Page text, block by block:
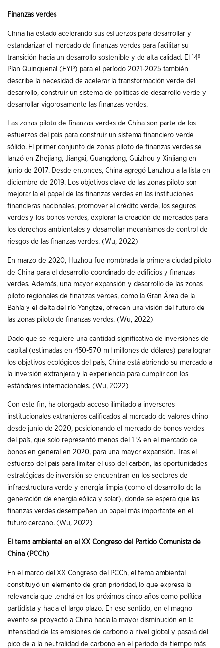
Finanzas verdes
China ha estado acelerando sus esfuerzos para desarrollar y
estandarizar el mercado de finanzas verdes para facilitar su
transición hacia un desarrollo sostenible y de alta calidad. El 14º
Plan Quinquenal (FYP) para el período 2021-2025 también
describe la necesidad de acelerar la transformación verde del
desarrollo, construir un sistema de políticas de desarrollo verde y
desarrollar vigorosamente las finanzas verdes.
Las zonas piloto de finanzas verdes de China son parte de los
esfuerzos del país para construir un sistema financiero verde
sólido. El primer conjunto de zonas piloto de finanzas verdes se
lanzó en Zhejiang, Jiangxi, Guangdong, Guizhou y Xinjiang en
junio de 2017. Desde entonces, China agregó Lanzhou a la lista en
diciembre de 2019. Los objetivos clave de las zonas piloto son
mejorar la el papel de las finanzas verdes en las instituciones
financieras nacionales, promover el crédito verde, los seguros
verdes y los bonos verdes, explorar la creación de mercados para
los derechos ambientales y desarrollar mecanismos de control de
riesgos de las finanzas verdes. (Wu, 2022)
En marzo de 2020, Huzhou fue nombrada la primera ciudad piloto
de China para el desarrollo coordinado de edificios y finanzas
verdes. Además, una mayor expansión y desarrollo de las zonas
piloto regionales de finanzas verdes, como la Gran Área de la
Bahía y el delta del río Yangtze, ofrecen una visión del futuro de
las zonas piloto de finanzas verdes. (Wu, 2022)
Dado que se requiere una cantidad significativa de inversiones de
capital (estimadas en 450-570 mil millones de dólares) para lograr
los objetivos ecológicos del país, China está abriendo su mercado a
la inversión extranjera y la experiencia para cumplir con los
estándares internacionales. (Wu, 2022)
Con este fin, ha otorgado acceso ilimitado a inversores
institucionales extranjeros calificados al mercado de valores chino
desde junio de 2020, posicionando el mercado de bonos verdes
del país, que solo representó menos del 1 % en el mercado de
bonos en general en 2020, para una mayor expansión. Tras el
esfuerzo del país para limitar el uso del carbón, las oportunidades
estratégicas de inversión se encuentran en los sectores de
infraestructura verde y energía limpia (como el desarrollo de la
generación de energía eólica y solar), donde se espera que las
finanzas verdes desempeñen un papel más importante en el
futuro cercano. (Wu, 2022)
El tema ambiental en el XX Congreso del Partido Comunista de
China (PCCh)
En el marco del XX Congreso del PCCh, el tema ambiental
constituyó un elemento de gran prioridad, lo que expresa la
relevancia que tendrá en los próximos cinco años como política
partidista y hacia el largo plazo. En ese sentido, en el magno
evento se proyectó a China hacia la mayor disminución en la
intensidad de las emisiones de carbono a nivel global y pasará del
pico de a la neutralidad de carbono en el período de tiempo más